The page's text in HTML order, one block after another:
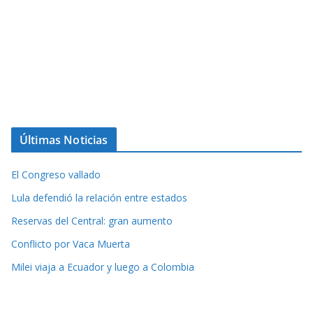
Últimas Noticias
El Congreso vallado
Lula defendió la relación entre estados
Reservas del Central: gran aumento
Conflicto por Vaca Muerta
Milei viaja a Ecuador y luego a Colombia